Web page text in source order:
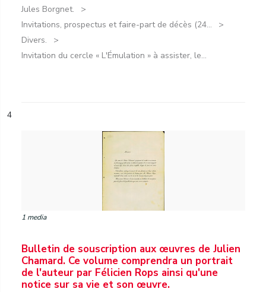
Jules Borgnet.
Invitations, prospectus et faire-part de décès (24...
Divers.
Invitation du cercle « L'Émulation » à assister, le...
4
1 media
Bulletin de souscription aux œuvres de Julien
Chamard. Ce volume comprendra un portrait
de l'auteur par Félicien Rops ainsi qu'une
notice sur sa vie et son œuvre.